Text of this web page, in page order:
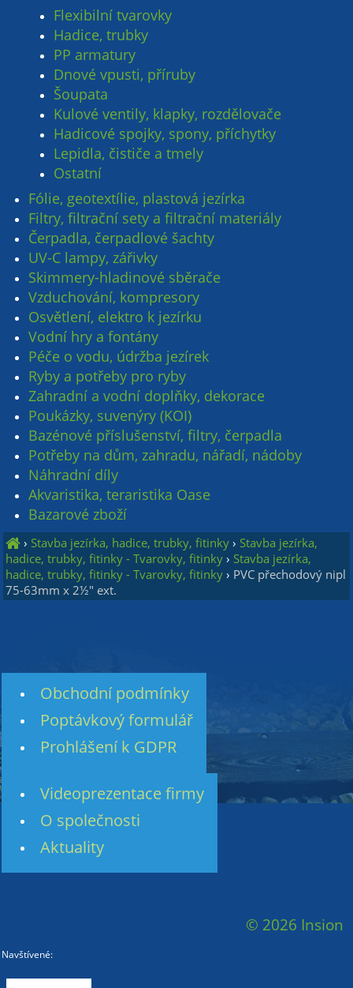
Flexibilní tvarovky
Hadice, trubky
PP armatury
Dnové vpusti, příruby
Šoupata
Kulové ventily, klapky, rozdělovače
Hadicové spojky, spony, příchytky
Lepidla, čističe a tmely
Ostatní
Fólie, geotextílie, plastová jezírka
Filtry, filtrační sety a filtrační materiály
Čerpadla, čerpadlové šachty
UV-C lampy, zářivky
Skimmery-hladinové sběrače
Vzduchování, kompresory
Osvětlení, elektro k jezírku
Vodní hry a fontány
Péče o vodu, údržba jezírek
Ryby a potřeby pro ryby
Zahradní a vodní doplňky, dekorace
Poukázky, suvenýry (KOI)
Bazénové příslušenství, filtry, čerpadla
Potřeby na dům, zahradu, nářadí, nádoby
Náhradní díly
Akvaristika, teraristika Oase
Bazarové zboží
› Stavba jezírka, hadice, trubky, fitinky › Stavba jezírka,
hadice, trubky, fitinky - Tvarovky, fitinky › Stavba jezírka,
hadice, trubky, fitinky - Tvarovky, fitinky › PVC přechodový nipl
75-63mm x 2½" ext.
Obchodní podmínky
Poptávkový formulář
Prohlášení k GDPR
Videoprezentace firmy
O společnosti
Aktuality
© 2026 Insion
Navštívené: